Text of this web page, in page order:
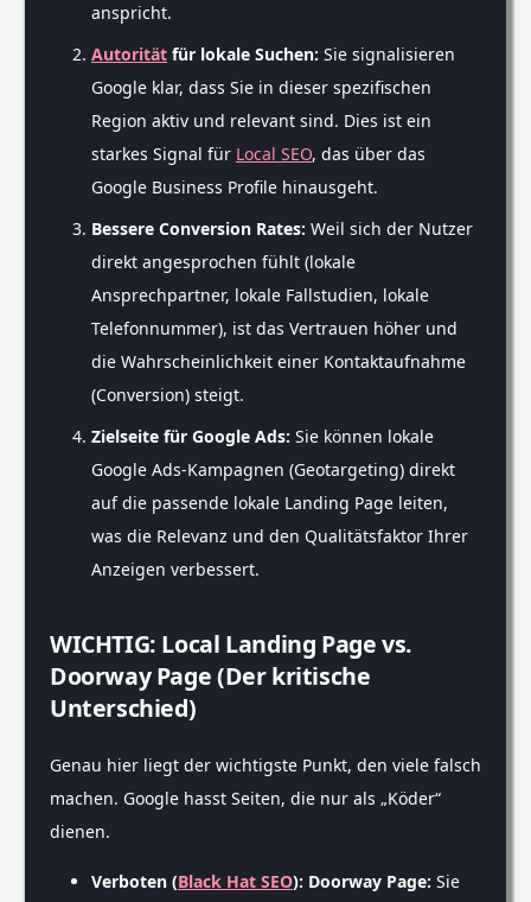
anspricht.
Autorität für lokale Suchen: Sie signalisieren
Google klar, dass Sie in dieser spezifischen
Region aktiv und relevant sind. Dies ist ein
starkes Signal für Local SEO, das über das
Google Business Profile hinausgeht.
Bessere Conversion Rates: Weil sich der Nutzer
direkt angesprochen fühlt (lokale
Ansprechpartner, lokale Fallstudien, lokale
Telefonnummer), ist das Vertrauen höher und
die Wahrscheinlichkeit einer Kontaktaufnahme
(Conversion) steigt.
Zielseite für Google Ads: Sie können lokale
Google Ads-Kampagnen (Geotargeting) direkt
auf die passende lokale Landing Page leiten,
was die Relevanz und den Qualitätsfaktor Ihrer
Anzeigen verbessert.
WICHTIG: Local Landing Page vs.
Doorway Page (Der kritische
Unterschied)
Genau hier liegt der wichtigste Punkt, den viele falsch
machen. Google hasst Seiten, die nur als „Köder“
dienen.
Verboten (Black Hat SEO): Doorway Page: Sie